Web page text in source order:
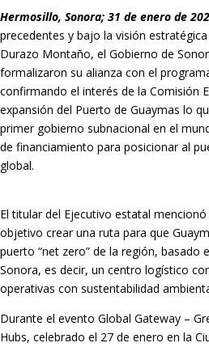
Hermosillo, Sonora; 31 de enero de
precedentes y bajo la visión
Durazo Montaño, el Gobierno de
formalizaron su alianza con el
confirmando el interés de la Comisión
expansión del Puerto de Guaymas lo
primer gobierno subnacional en el
de financiamiento para posicionar al
global.
El titular del Ejecutivo estatal
objetivo crear una ruta para que
puerto “net zero” de la región, basado
Sonora, es decir, un centro logístico
operativas con sustentabilidad
Durante el evento Global Gateway –
Hubs, celebrado el 27 de enero en la